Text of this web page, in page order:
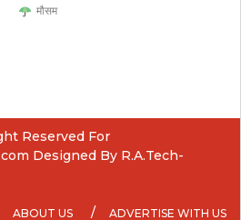
मौसम
Reserved For
Designed By R.A.Tech-
ABOUT US ADVERTISE WITH US